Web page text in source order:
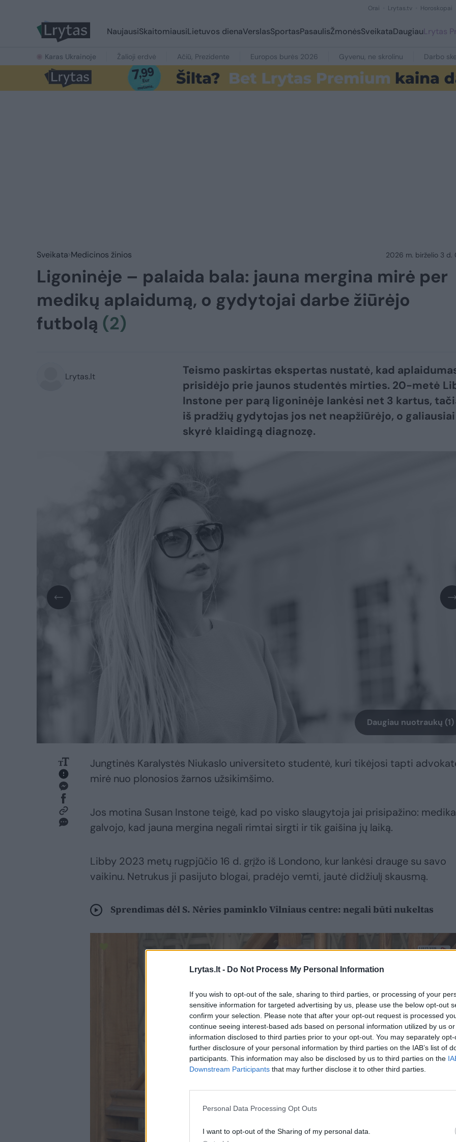
Lrytas.lt - Do Not Process My Personal Information
If you wish to opt-out of the sale, sharing to third parties, or processing of your
sensitive information for targeted advertising by us, please use the below opt-out
confirm your selection. Please note that after your opt-out request is processed
continue seeing interest-based ads based on personal information utilized by us
information disclosed to third parties prior to your opt-out. You may separately
further disclosure of your personal information by third parties on the IAB’s list of
participants. This information may also be disclosed by us to third parties on the
Downstream Participants that may further disclose it to other third parties.
Personal Data Processing Opt Outs
I want to opt-out of the Sharing of my personal data.
Orai Lrytas.tv Horoskopai
NaujausiSkaitomiausiLietuvos dienaVerslasSportasPasaulisŽmonėsSveikataDaugiauLrytas
Karas Ukrainoje Žalioji erdvė Ačiū, Prezidente Europos burės 2026 Gyvenu, ne skrolinu Darbo
Sveikata Medicinos žinios 2026 m. birželio 3 d.
Ligoninėje – palaida bala: jauna mergina mirė per
medikų aplaidumą, o gydytojai darbe žiūrėjo
futbolą (2)
Lrytas.lt
Teismo paskirtas ekspertas nustatė, kad
prisidėjo prie jaunos studentės mirties. 20-metė
Instone per parą ligoninėje lankėsi net 3 kartus,
iš pradžių gydytojas jos net neapžiūrėjo, o galiausiai
skyrė klaidingą diagnozę.
Daugiau nuotraukų (1)
Jungtinės Karalystės Niukaslo universiteto studentė, kuri tikėjosi tapti
mirė nuo plonosios žarnos užsikimšimo.
Jos motina Susan Instone teigė, kad po visko slaugytoja jai prisipažino:
galvojo, kad jauna mergina negali rimtai sirgti ir tik gaišina jų laiką.
Libby 2023 metų rugpjūčio 16 d. grįžo iš Londono, kur lankėsi drauge su savo
vaikinu. Netrukus ji pasijuto blogai, pradėjo vemti, jautė didžiulį skausmą.
Sprendimas dėl S. Nėries paminklo Vilniaus centre: negali būti nukeltas